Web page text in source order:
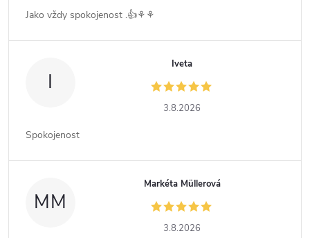
Jako vždy spokojenost .👍⚘️⚘️
I
Iveta
3.8.2026
Spokojenost
MM
Markéta Müllerová
3.8.2026